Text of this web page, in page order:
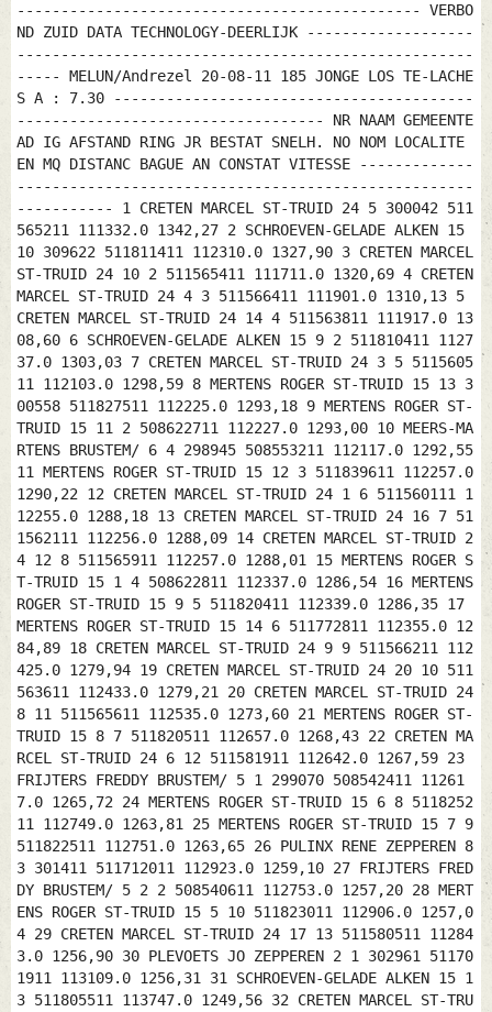
---------------------------------------------- VERBO
ND ZUID DATA TECHNOLOGY-DEERLIJK -------------------
----------------------------------------------------
----- MELUN/Andrezel 20-08-11 185 JONGE LOS TE-LACHE
S A : 7.30 -----------------------------------------
----------------------------------- NR NAAM GEMEENTE
AD IG AFSTAND RING JR BESTAT SNELH. NO NOM LOCALITE
EN MQ DISTANC BAGUE AN CONSTAT VITESSE -------------
----------------------------------------------------
----------- 1 CRETEN MARCEL ST-TRUID 24 5 300042 511
565211 111332.0 1342,27 2 SCHROEVEN-GELADE ALKEN 15
10 309622 511811411 112310.0 1327,90 3 CRETEN MARCEL
ST-TRUID 24 10 2 511565411 111711.0 1320,69 4 CRETEN
MARCEL ST-TRUID 24 4 3 511566411 111901.0 1310,13 5
CRETEN MARCEL ST-TRUID 24 14 4 511563811 111917.0 13
08,60 6 SCHROEVEN-GELADE ALKEN 15 9 2 511810411 1127
37.0 1303,03 7 CRETEN MARCEL ST-TRUID 24 3 5 5115605
11 112103.0 1298,59 8 MERTENS ROGER ST-TRUID 15 13 3
00558 511827511 112225.0 1293,18 9 MERTENS ROGER ST-
TRUID 15 11 2 508622711 112227.0 1293,00 10 MEERS-MA
RTENS BRUSTEM/ 6 4 298945 508553211 112117.0 1292,55
11 MERTENS ROGER ST-TRUID 15 12 3 511839611 112257.0
1290,22 12 CRETEN MARCEL ST-TRUID 24 1 6 511560111 1
12255.0 1288,18 13 CRETEN MARCEL ST-TRUID 24 16 7 51
1562111 112256.0 1288,09 14 CRETEN MARCEL ST-TRUID 2
4 12 8 511565911 112257.0 1288,01 15 MERTENS ROGER S
T-TRUID 15 1 4 508622811 112337.0 1286,54 16 MERTENS
ROGER ST-TRUID 15 9 5 511820411 112339.0 1286,35 17
MERTENS ROGER ST-TRUID 15 14 6 511772811 112355.0 12
84,89 18 CRETEN MARCEL ST-TRUID 24 9 9 511566211 112
425.0 1279,94 19 CRETEN MARCEL ST-TRUID 24 20 10 511
563611 112433.0 1279,21 20 CRETEN MARCEL ST-TRUID 24
8 11 511565611 112535.0 1273,60 21 MERTENS ROGER ST-
TRUID 15 8 7 511820511 112657.0 1268,43 22 CRETEN MA
RCEL ST-TRUID 24 6 12 511581911 112642.0 1267,59 23
FRIJTERS FREDDY BRUSTEM/ 5 1 299070 508542411 11261
7.0 1265,72 24 MERTENS ROGER ST-TRUID 15 6 8 5118252
11 112749.0 1263,81 25 MERTENS ROGER ST-TRUID 15 7 9
511822511 112751.0 1263,65 26 PULINX RENE ZEPPEREN 8
3 301411 511712011 112923.0 1259,10 27 FRIJTERS FRED
DY BRUSTEM/ 5 2 2 508540611 112753.0 1257,20 28 MERT
ENS ROGER ST-TRUID 15 5 10 511823011 112906.0 1257,0
4 29 CRETEN MARCEL ST-TRUID 24 17 13 511580511 11284
3.0 1256,90 30 PLEVOETS JO ZEPPEREN 2 1 302961 51170
1911 113109.0 1256,31 31 SCHROEVEN-GELADE ALKEN 15 1
3 511805511 113747.0 1249,56 32 CRETEN MARCEL ST-TRU